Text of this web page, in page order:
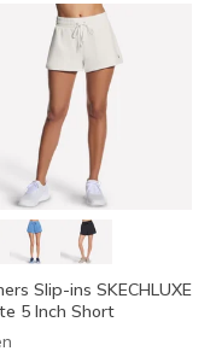
Slip-ins SKECHLUXE
5 Inch Short